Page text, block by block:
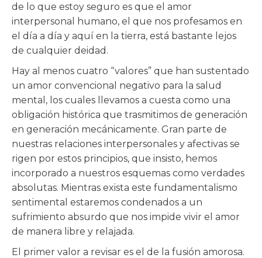
de lo que estoy seguro es que el amor
interpersonal humano, el que nos profesamos en
el día a día y aquí en la tierra, está bastante lejos
de cualquier deidad.
Hay al menos cuatro “valores” que han sustentado
un amor convencional negativo para la salud
mental, los cuales llevamos a cuesta como una
obligación histórica que trasmitimos de generación
en generación mecánicamente. Gran parte de
nuestras relaciones interpersonales y afectivas se
rigen por estos principios, que insisto, hemos
incorporado a nuestros esquemas como verdades
absolutas. Mientras exista este fundamentalismo
sentimental estaremos condenados a un
sufrimiento absurdo que nos impide vivir el amor
de manera libre y relajada.
El primer valor a revisar es el de la fusión amorosa.